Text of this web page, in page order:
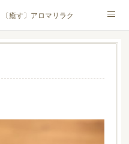
せ
〔癒す〕アロマリラクゼーション
トメント実技講座／介護アロマ講座
アカデミー厚木校